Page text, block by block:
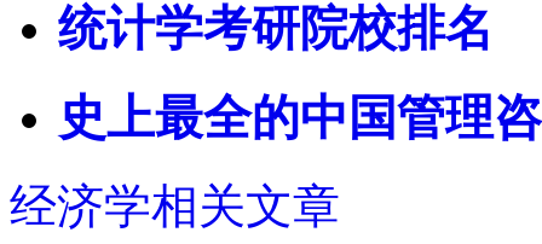
统计学考研院校排名
史上最全的中国管理
经济学相关文章